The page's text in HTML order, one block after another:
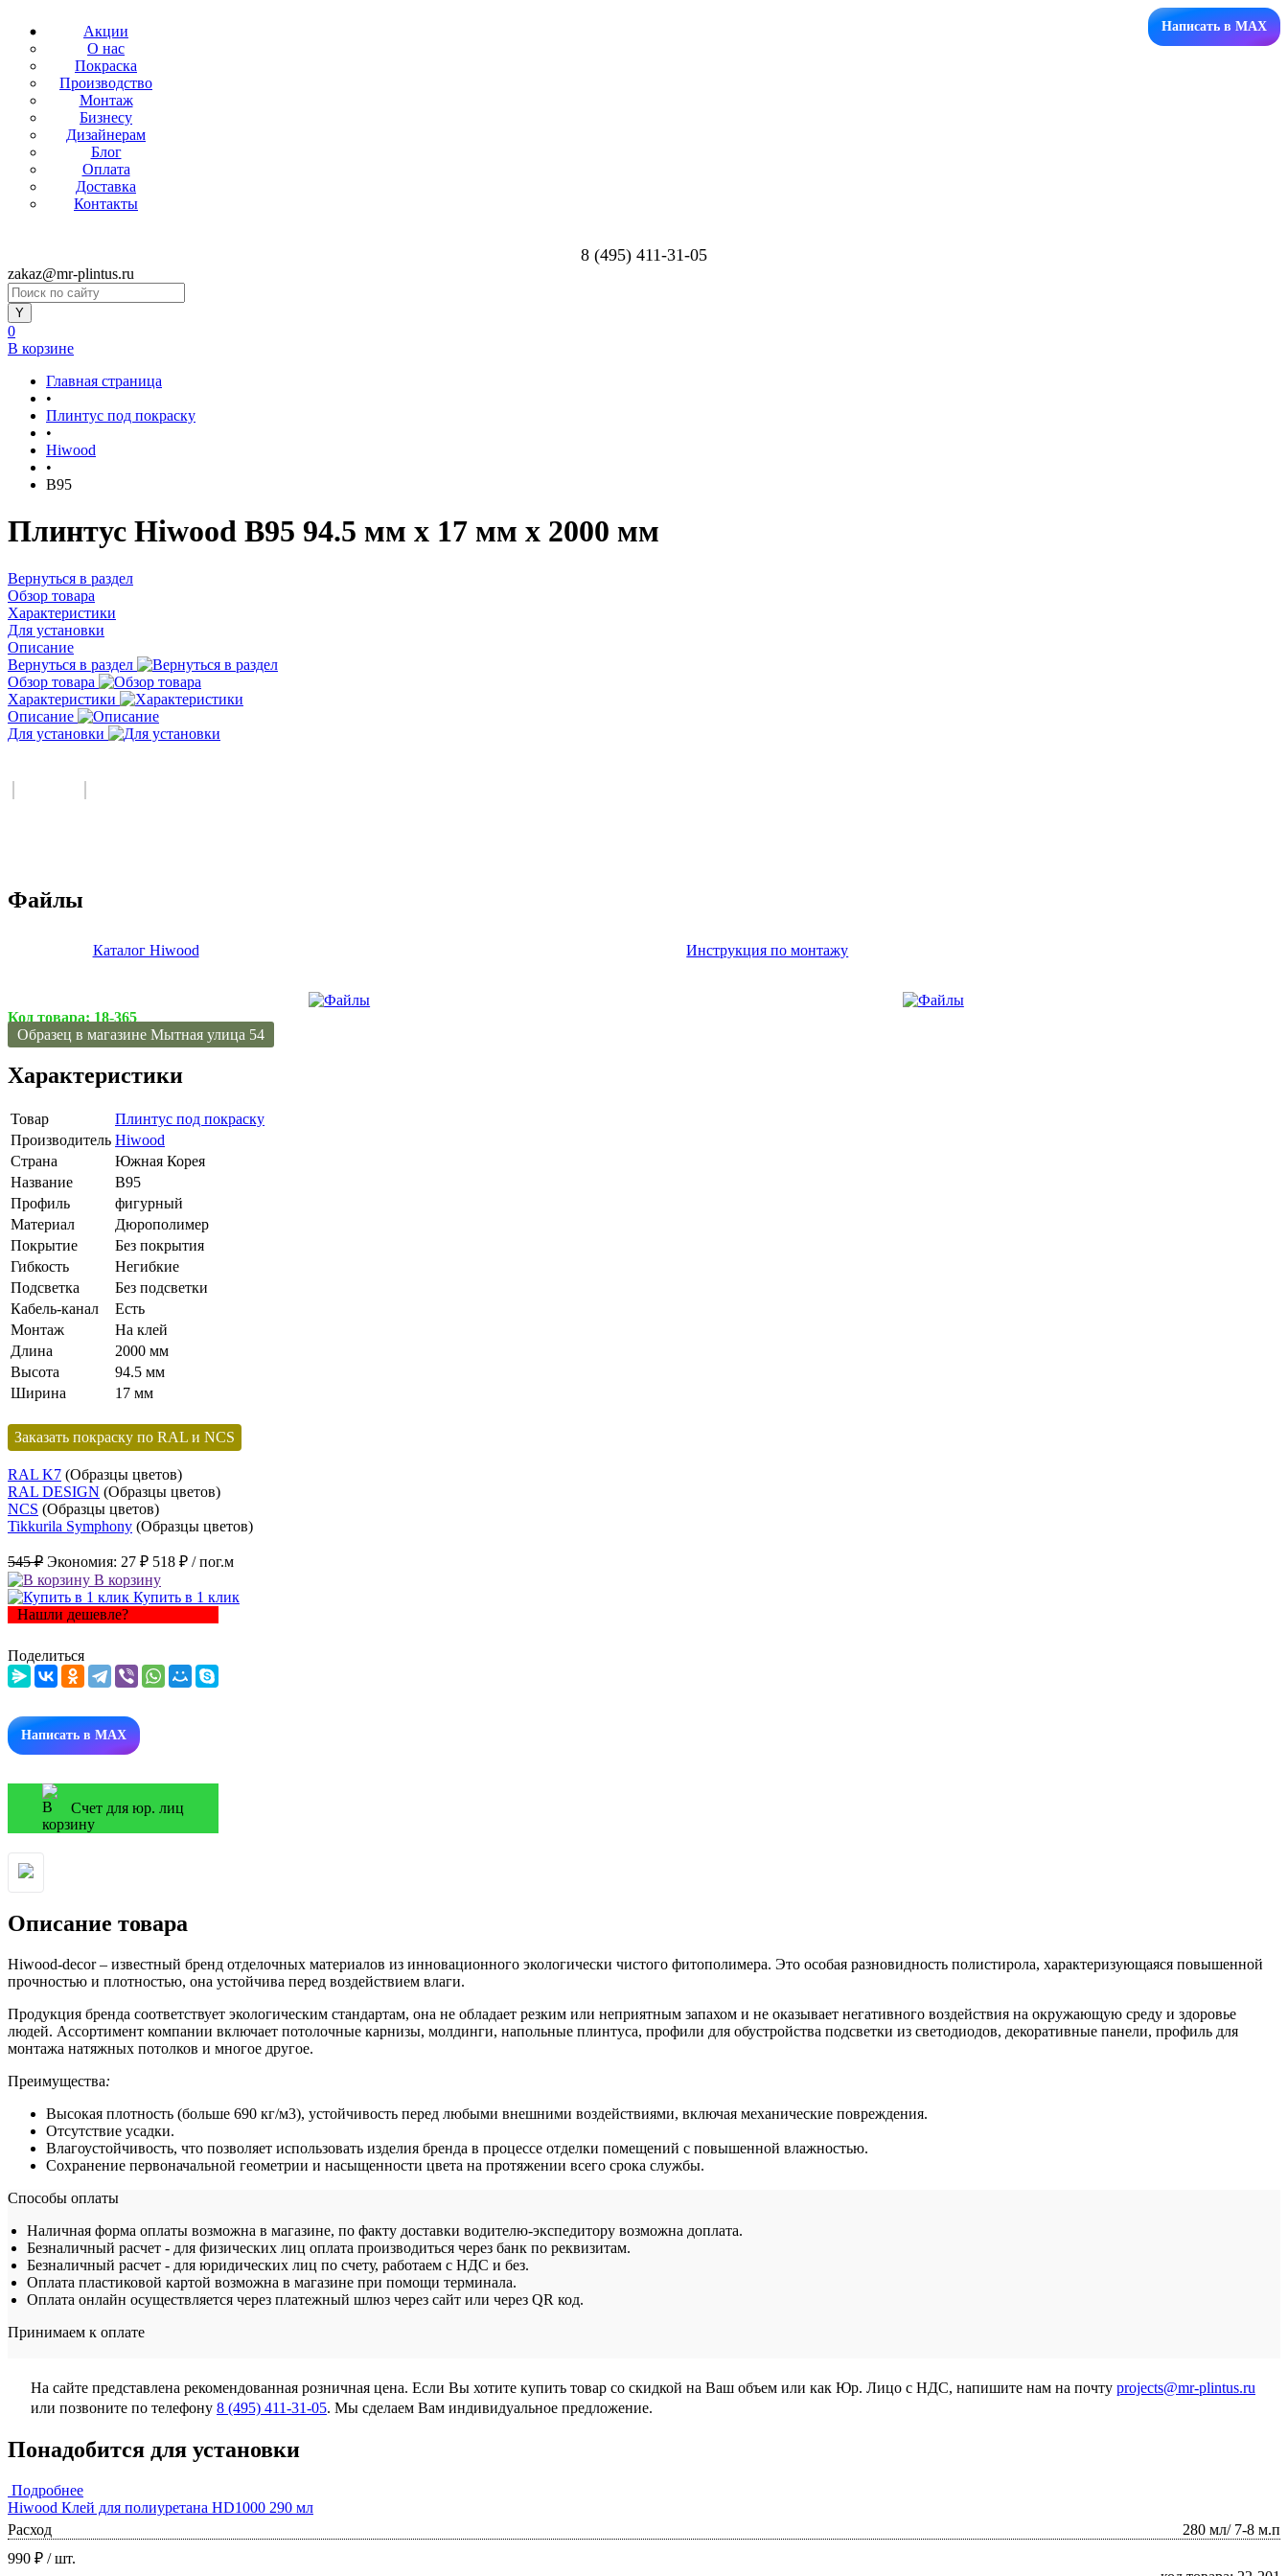
Акции
О нас
Покраска
Производство
Монтаж
Бизнесу
Дизайнерам
Блог
Оплата
Доставка
Контакты
Написать в MAX
8 (495) 411-31-05
zakaz@mr-plintus.ru
0
В корзине
Главная страница
•
Плинтус под покраску
•
Hiwood
•
B95
Плинтус Hiwood B95 94.5 мм х 17 мм х 2000 мм
Вернуться в раздел
Обзор товара
Характеристики
Для установки
Описание
Вернуться в раздел
Обзор товара
Характеристики
Описание
Для установки
Файлы
Каталог Hiwood Инструкция по монтажу
Код товара: 18-365
Образец в магазине Мытная улица 54
Характеристики
Товар
Плинтус под покраску
Производитель Hiwood
Страна
Южная Корея
Название
B95
Профиль
фигурный
Материал
Дюрополимер
Покрытие
Без покрытия
Гибкость
Негибкие
Подсветка
Без подсветки
Кабель-канал
Есть
Монтаж
На клей
Длина
2000 мм
Высота
94.5 мм
Ширина
17 мм
Заказать покраску по RAL и NCS
RAL K7 (Образцы цветов)
RAL DESIGN (Образцы цветов)
NCS (Образцы цветов)
Tikkurila Symphony (Образцы цветов)
545 ₽ Экономия: 27 ₽ 518 ₽ / пог.м
В корзину
Купить в 1 клик
Нашли дешевле?
Поделиться
Написать в MAX
Счет для юр. лиц
Описание товара
Hiwood-decor – известный бренд отделочных материалов из инновационного экологически чистого фитополимера. Это особая разновидность полистирола, характеризующаяся повышенной
прочностью и плотностью, она устойчива перед воздействием влаги.
Продукция бренда соответствует экологическим стандартам, она не обладает резким или неприятным запахом и не оказывает негативного воздействия на окружающую среду и здоровье
людей. Ассортимент компании включает потолочные карнизы, молдинги, напольные плинтуса, профили для обустройства подсветки из светодиодов, декоративные панели, профиль для
монтажа натяжных потолков и многое другое.
Преимущества:
Высокая плотность (больше 690 кг/м3), устойчивость перед любыми внешними воздействиями, включая механические повреждения.
Отсутствие усадки.
Влагоустойчивость, что позволяет использовать изделия бренда в процессе отделки помещений с повышенной влажностью.
Сохранение первоначальной геометрии и насыщенности цвета на протяжении всего срока службы.
Способы оплаты
Наличная форма оплаты возможна в магазине, по факту доставки водителю-экспедитору возможна доплата.
Безналичный расчет - для физических лиц оплата производиться через банк по реквизитам.
Безналичный расчет - для юридических лиц по счету, работаем с НДС и без.
Оплата пластиковой картой возможна в магазине при помощи терминала.
Оплата онлайн осуществляется через платежный шлюз через сайт или через QR код.
Принимаем к оплате
На сайте представлена рекомендованная розничная цена. Если Вы хотите купить товар со скидкой на Ваш объем или как Юр. Лицо с НДС, напишите нам на почту projects@mr-plintus.ru
или позвоните по телефону 8 (495) 411-31-05. Мы сделаем Вам индивидуальное предложение.
Понадобится для установки
Подробнее
Hiwood Клей для полиуретана HD1000 290 мл
Расход
280 мл/ 7-8 м.п
990 ₽ / шт.